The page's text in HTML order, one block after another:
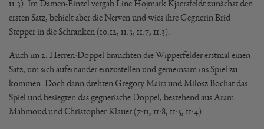
11:3). Im Damen-Einzel vergab Line Hojmark Kjaersfeldt zunächst den
ersten Satz, behielt aber die Nerven und wies ihre Gegnerin Brid
Stepper in die Schranken (10:12, 11:3, 11:7, 11:3).
Auch im 2. Herren-Doppel brauchten die Wipperfelder erstmal einen
Satz, um sich aufeinander einzustellen und gemeinsam ins Spiel zu
kommen. Doch dann drehten Gregory Mairs und Milosz Bochat das
Spiel und besiegten das gegnerische Doppel, bestehend aus Aram
Mahmoud und Christopher Klauer (7:11, 11:8, 11:5, 11:4).